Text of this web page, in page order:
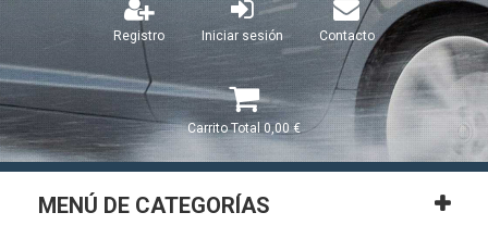
Registro Iniciar sesión Contacto
CarritoTotal 0,00 €
MENÚ DE CATEGORÍAS